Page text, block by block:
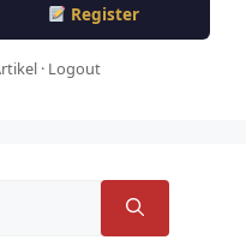
Register
· Logout